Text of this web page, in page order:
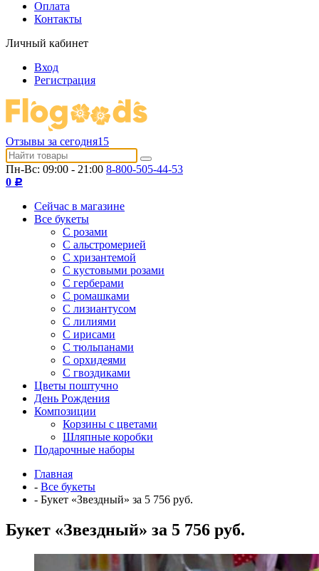
Оплата
Контакты
Личный кабинет
Вход
Регистрация
Отзывы за сегодня15
Пн-Вс: 09:00 - 21:00 8-800-505-44-53
0 Р
Сейчас в магазине
Все букеты
C розами
С альстромерией
С хризантемой
С кустовыми розами
С герберами
С ромашками
С лизиантусом
С лилиями
С ирисами
С тюльпанами
С орхидеями
С гвоздиками
Цветы поштучно
День Рождения
Композиции
Корзины с цветами
Шляпные коробки
Подарочные наборы
Главная
- Все букеты
- Букет «Звездный» за 5 756 руб.
Букет «Звездный» за 5 756 руб.